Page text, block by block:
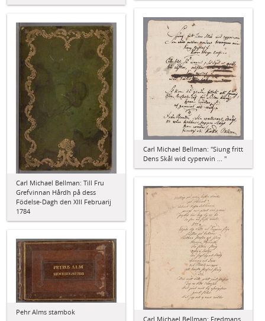
Carl Michael Bellman: "Siung fritt
Dens Skål wid cyperwin ... "
Carl Michael Bellman: Till Fru
Grefvinnan Hårdh på dess
Födelse-Dagh den XIII Februarij
1784
Carl Michael Bellman: Fredmans
Pehr Alms stambok